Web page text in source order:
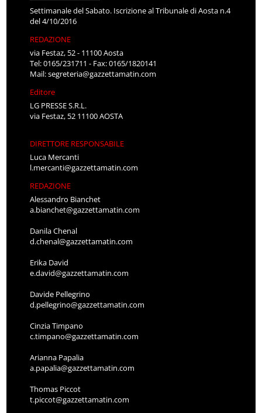
Settimanale del Sabato. Iscrizione al Tribunale di Aosta n.4
del 4/10/2016
REDAZIONE
via Festaz, 52 - 11100 Aosta
Tel: 0165/231711 - Fax: 0165/1820141
Mail:segreteria@gazzettamatin.com
Editore
LG PRESSE S.R.L.
via Festaz, 52 11100 AOSTA
DIRETTORE RESPONSABILE
Luca Mercanti
l.mercanti@gazzettamatin.com
REDAZIONE
Alessandro Bianchet
a.bianchet@gazzettamatin.com
Danila Chenal
d.chenal@gazzettamatin.com
Erika David
e.david@gazzettamatin.com
Davide Pellegrino
d.pellegrino@gazzettamatin.com
Cinzia Timpano
c.timpano@gazzettamatin.com
Arianna Papalia
a.papalia@gazzettamatin.com
Thomas Piccot
t.piccot@gazzettamatin.com